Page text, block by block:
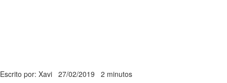
Escrito por: Xavi 27/02/2019 2 minutos